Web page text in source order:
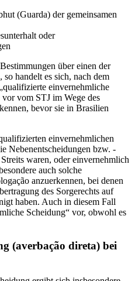
(Guarda) der gemeinsamen
oder
über einen der
so handelt es sich, nach dem
einvernehmliche
vom STJ im Wege des
bevor sie in Brasilien
einvernehmlichen
Nebenentscheidungen bzw. -
waren, oder einvernehmlich
auch solche
anzuerkennen, bei denen
des Sorgerechts auf
haben. Auch in diesem Fall
Scheidung“ vor, obwohl es
(averbação direta) bei